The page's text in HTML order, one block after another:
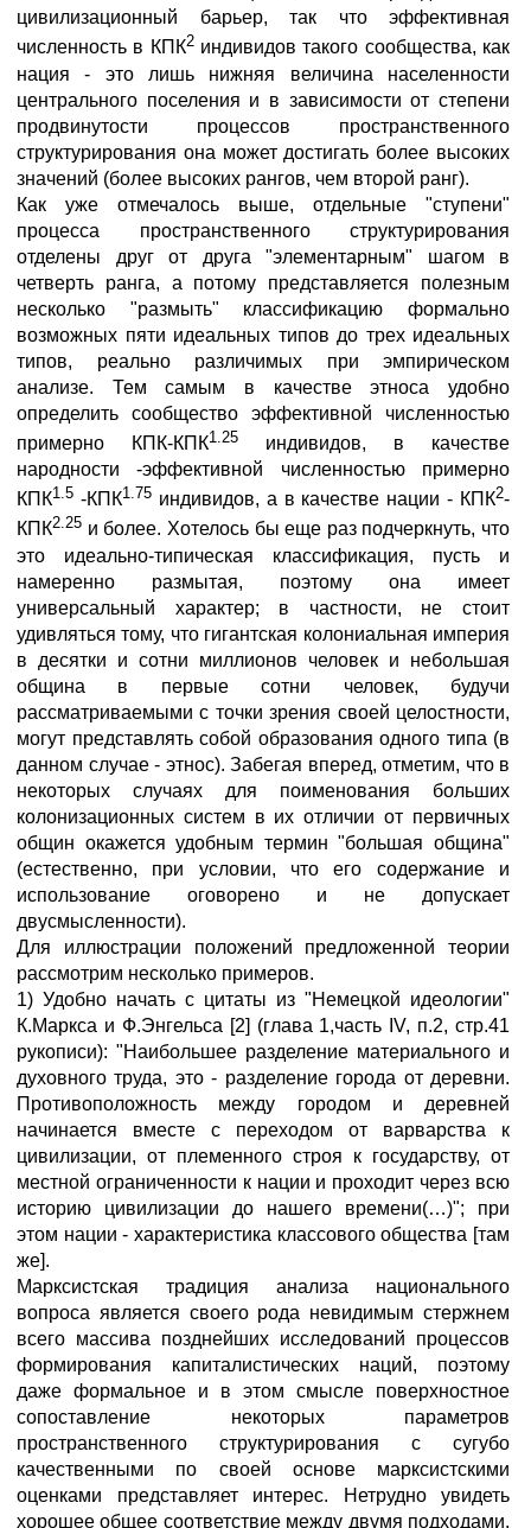
цивилизационный барьер, так что эффективная
численность в КПК2индивидов такого сообщества, как
нация - это лишь нижняя величина населенности
центрального поселения и в зависимости от степени
продвинутости процессов пространственного
структурирования она может достигать более высоких
значений (более высоких рангов, чем второй ранг).
Как уже отмечалось выше, отдельные "ступени"
процесса пространственного структурирования
отделены друг от друга "элементарным" шагом в
четверть ранга, а потому представляется полезным
несколько "размыть" классификацию формально
возможных пяти идеальных типов до трех идеальных
типов, реально различимых при эмпирическом
анализе. Тем самым в качестве этноса удобно
определить сообщество эффективной численностью
примерно КПК-КПК1.25 индивидов, в качестве
народности -эффективной численностью примерно
КПК1.5 -КПК1.75индивидов, а в качестве нации - КПК2-
КПК2.25 и более. Хотелось бы еще раз подчеркнуть, что
это идеально-типическая классификация, пусть и
намеренно размытая, поэтому она имеет
универсальный характер; в частности, не стоит
удивляться тому, что гигантская колониальная империя
в десятки и сотни миллионов человек и небольшая
община в первые сотни человек, будучи
рассматриваемыми с точки зрения своей целостности,
могут представлять собой образования одного типа (в
данном случае - этнос). Забегая вперед, отметим, что в
некоторых случаях для поименования больших
колонизационных систем в их отличии от первичных
общин окажется удобным термин "большая община"
(естественно, при условии, что его содержание и
использование оговорено и не допускает
двусмысленности).
Для иллюстрации положений предложенной теории
рассмотрим несколько примеров.
1) Удобно начать с цитаты из "Немецкой идеологии"
К.Маркса и Ф.Энгельса [2] (глава 1,часть IV, п.2, стр.41
рукописи): "Наибольшее разделение материального и
духовного труда, это - разделение города от деревни.
Противоположность между городом и деревней
начинается вместе с переходом от варварства к
цивилизации, от племенного строя к государству, от
местной ограниченности к нации и проходит через всю
историю цивилизации до нашего времени(…)"; при
этом нации - характеристика классового общества [там
же].
Марксистская традиция анализа национального
вопроса является своего рода невидимым стержнем
всего массива позднейших исследований процессов
формирования капиталистических наций, поэтому
даже формальное и в этом смысле поверхностное
сопоставление некоторых параметров
пространственного структурирования с сугубо
качественными по своей основе марксистскими
оценками представляет интерес. Нетрудно увидеть
хорошее общее соответствие между двумя подходами,